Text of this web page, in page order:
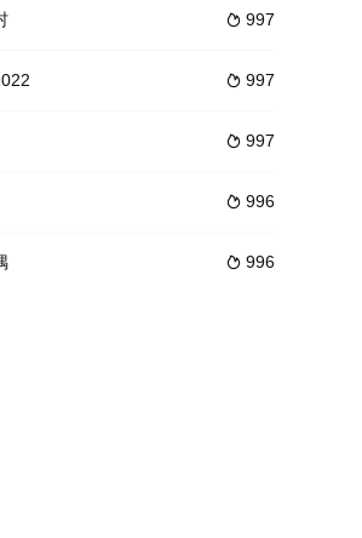
一员。每日里你侬我侬
 997
 997
 997
 996
 996